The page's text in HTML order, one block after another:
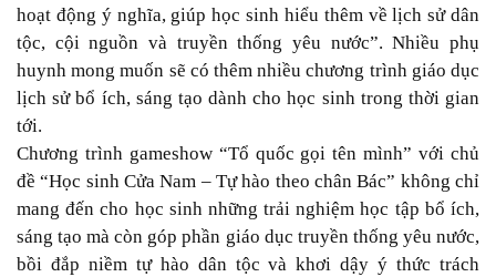
hoạt động ý nghĩa, giúp học sinh hiểu thêm về lịch sử dân
tộc, cội nguồn và truyền thống yêu nước”. Nhiều phụ
huynh mong muốn sẽ có thêm nhiều chương trình giáo dục
lịch sử bổ ích, sáng tạo dành cho học sinh trong thời gian
tới.
Chương trình gameshow “Tổ quốc gọi tên mình” với chủ
đề “Học sinh Cửa Nam – Tự hào theo chân Bác” không chỉ
mang đến cho học sinh những trải nghiệm học tập bổ ích,
sáng tạo mà còn góp phần giáo dục truyền thống yêu nước,
bồi đắp niềm tự hào dân tộc và khơi dậy ý thức trách